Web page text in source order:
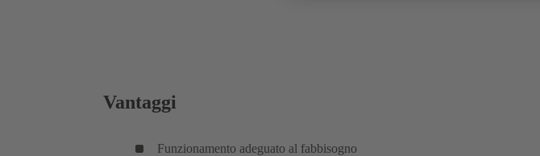
Vantaggi
Funzionamento adeguato al fabbisogno